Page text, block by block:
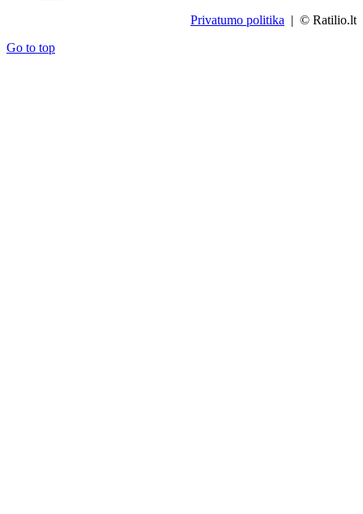
Privatumo politika | © Ratilio.lt
Go to top